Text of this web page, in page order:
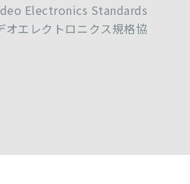
Electronics Standards
エレクトロニクス規格協